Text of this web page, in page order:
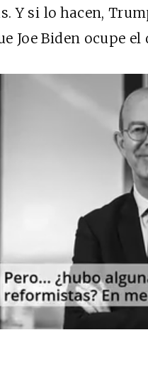
Y si lo hacen,
Joe Biden ocupe el